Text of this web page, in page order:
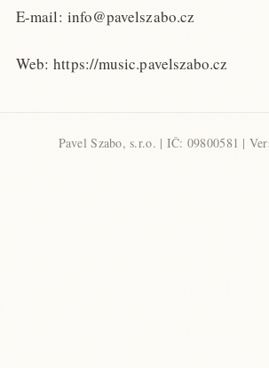
E-mail: info@pavelszabo.cz
Web: https://music.pavelszabo.cz
Pavel Szabo, s.r.o. | IČ: 09800581 |